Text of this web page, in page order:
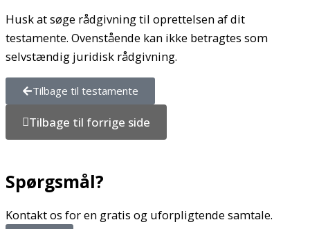
Husk at søge rådgivning til oprettelsen af dit
testamente. Ovenstående kan ikke betragtes som
selvstændig juridisk rådgivning.
Tilbage til testamente
Tilbage til forrige side
Spørgsmål?
Kontakt os for en gratis og uforpligtende samtale.